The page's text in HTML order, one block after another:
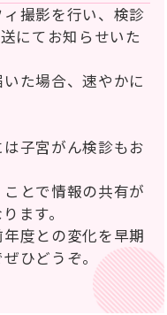
撮影を行い、検診
にてお知らせいた
た場合、速やかに
子宮がん検診もお
とで情報の共有が
ます。
度との変化を早期
ひどうぞ。